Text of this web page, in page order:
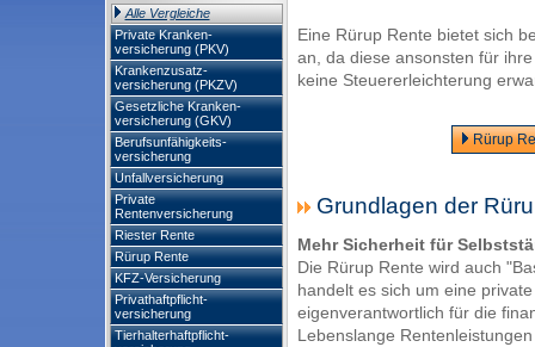
Alle Vergleiche
Private Kranken-
versicherung (PKV)
Krankenzusatz-
versicherung (PKZV)
Gesetzliche Kranken-
versicherung (GKV)
Berufsunfähigkeits-
versicherung
Unfallversicherung
Private
Rentenversicherung
Riester Rente
Rürup Rente
KFZ-Versicherung
Privathaftpflicht-
versicherung
Tierhalterhaftpflicht-
Eine Rürup Rente bietet sich
an, da diese ansonsten für
keine Steuererleichterung
Rürup
Grundlagen der
Mehr Sicherheit für
Die Rürup Rente wird auch
handelt es sich um eine
eigenverantwortlich für die
Lebenslange